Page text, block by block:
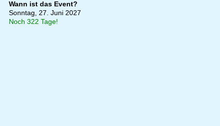
Wann ist das Event?
Sonntag, 27. Juni 2027
Noch 322 Tage!